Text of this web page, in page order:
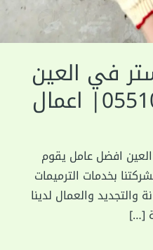
في العين
|0551030094| اعمال
افضل عامل يقوم
بخدمات الترميمات
والتجديد والعمال لدينا
[…]